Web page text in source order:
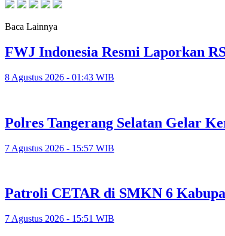
Baca Lainnya
FWJ Indonesia Resmi Laporkan
8 Agustus 2026 - 01:43 WIB
Polres Tangerang Selatan Gelar
7 Agustus 2026 - 15:57 WIB
Patroli CETAR di SMKN 6
7 Agustus 2026 - 15:51 WIB